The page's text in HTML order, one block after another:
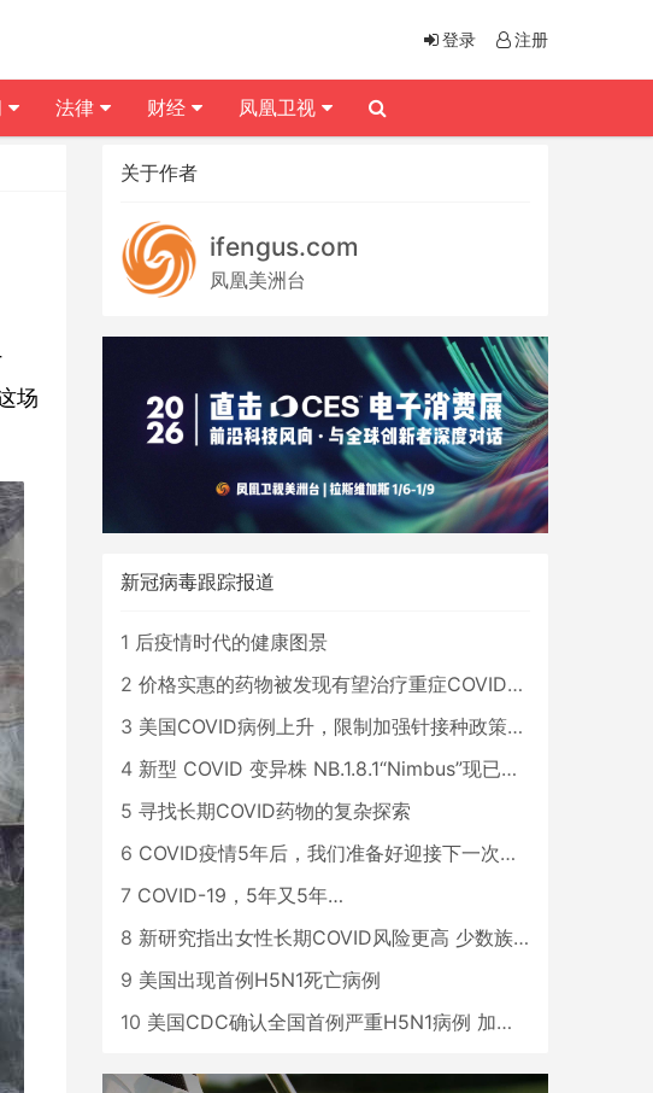
场
关于作者
ifengus.com
凤凰美洲台
新冠病毒跟踪报道
1 后疫情时代的健康图景
2 价格实惠的药物被发现有望治疗重症COVID患者
3 美国COVID病例上升，限制加强针接种政策即将出台
4 新型 COVID 变异株 NB.1.8.1“Nimbus”现已在美国占据主导地位
5 寻找长期COVID药物的复杂探索
6 COVID疫情5年后，我们准备好迎接下一次大流行了吗？
7 COVID-19，5年又5年…
8 新研究指出女性长期COVID风险更高 少数族裔儿童存在差异
9 美国出现首例H5N1死亡病例
10 美国CDC确认全国首例严重H5N1病例 加州进入紧急状态
登录 注册
法律 财经 凤凰卫视